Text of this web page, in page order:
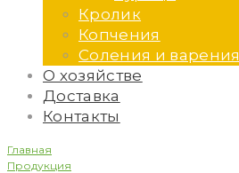
Кролик
Копчения
Соления и варения
О хозяйстве
Доставка
Контакты
Главная
Продукция